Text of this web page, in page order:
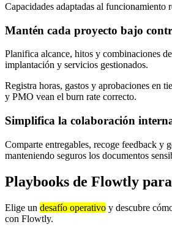
Capacidades adaptadas al funcionamiento
Mantén cada proyecto bajo
Planifica alcance, hitos y combinaciones
implantación y servicios gestionados.
Registra horas, gastos y aprobaciones en
y PMO vean el burn rate correcto.
Simplifica la colaboración
Comparte entregables, recoge feedback y
manteniendo seguros los documentos
Playbooks de Flowtly
Elige un desafío operativo y descubre
con Flowtly.